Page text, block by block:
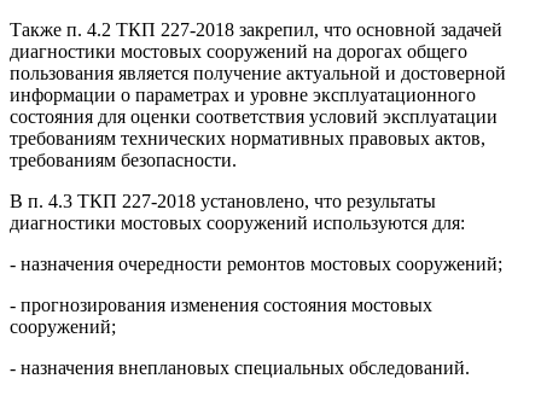
Также п. 4.2 ТКП 227-2018 закрепил, что основной задачей
диагностики мостовых сооружений на дорогах общего
пользования является получение актуальной и достоверной
информации о параметрах и уровне эксплуатационного
состояния для оценки соответствия условий эксплуатации
требованиям технических нормативных правовых актов,
требованиям безопасности.
В п. 4.3 ТКП 227-2018 установлено, что результаты
диагностики мостовых сооружений используются для:
- назначения очередности ремонтов мостовых сооружений;
- прогнозирования изменения состояния мостовых
сооружений;
- назначения внеплановых специальных обследований.